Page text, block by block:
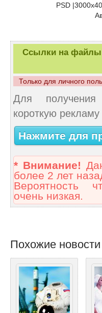
PSD
Ссылки на файлы
Только для личного
Для получения
короткую рекламу
Нажмите для
* Внимание!
более 2 лет
Вероятность
очень низкая.
Похожие новости